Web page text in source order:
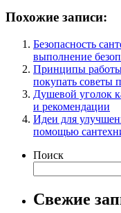
Похожие записи:
Безопасность
выполнение
Принципы работы
покупать советы
Душевой уголок
и рекомендации
Идеи для
помощью
Поиск
Свежие